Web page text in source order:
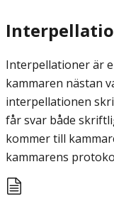
Interpellationer är
kammaren nästan
interpellationen
får svar både
kommer till
kammarens